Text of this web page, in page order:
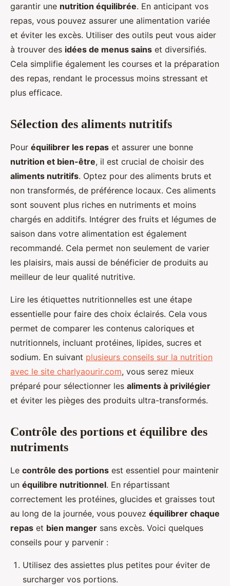
garantir une nutrition équilibrée. En anticipant vos
repas, vous pouvez assurer une alimentation variée
et éviter les excès. Utiliser des outils peut vous aider
à trouver des idées de menus sains et diversifiés.
Cela simplifie également les courses et la préparation
des repas, rendant le processus moins stressant et
plus efficace.
Sélection des aliments nutritifs
Pour équilibrer les repas et assurer une bonne
nutrition et bien-être, il est crucial de choisir des
aliments nutritifs. Optez pour des aliments bruts et
non transformés, de préférence locaux. Ces aliments
sont souvent plus riches en nutriments et moins
chargés en additifs. Intégrer des fruits et légumes de
saison dans votre alimentation est également
recommandé. Cela permet non seulement de varier
les plaisirs, mais aussi de bénéficier de produits au
meilleur de leur qualité nutritive.
Lire les étiquettes nutritionnelles est une étape
essentielle pour faire des choix éclairés. Cela vous
permet de comparer les contenus caloriques et
nutritionnels, incluant protéines, lipides, sucres et
sodium. En suivant plusieurs conseils sur la nutrition
avec le site charlyaourir.com, vous serez mieux
préparé pour sélectionner les aliments à privilégier
et éviter les pièges des produits ultra-transformés.
Contrôle des portions et équilibre des
nutriments
Le contrôle des portions est essentiel pour maintenir
un équilibre nutritionnel. En répartissant
correctement les protéines, glucides et graisses tout
au long de la journée, vous pouvez équilibrer chaque
repas et bien manger sans excès. Voici quelques
conseils pour y parvenir :
Utilisez des assiettes plus petites pour éviter de
surcharger vos portions.